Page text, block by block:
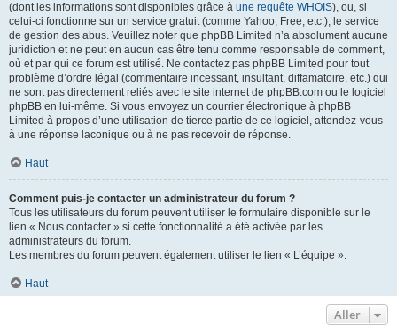
(dont les informations sont disponibles grâce à une requête WHOIS), ou, si
celui-ci fonctionne sur un service gratuit (comme Yahoo, Free, etc.), le service
de gestion des abus. Veuillez noter que phpBB Limited n’a absolument aucune
juridiction et ne peut en aucun cas être tenu comme responsable de comment,
où et par qui ce forum est utilisé. Ne contactez pas phpBB Limited pour tout
problème d’ordre légal (commentaire incessant, insultant, diffamatoire, etc.) qui
ne sont pas directement reliés avec le site internet de phpBB.com ou le logiciel
phpBB en lui-même. Si vous envoyez un courrier électronique à phpBB
Limited à propos d’une utilisation de tierce partie de ce logiciel, attendez-vous
à une réponse laconique ou à ne pas recevoir de réponse.
Haut
Comment puis-je contacter un administrateur du forum ?
Tous les utilisateurs du forum peuvent utiliser le formulaire disponible sur le
lien « Nous contacter » si cette fonctionnalité a été activée par les
administrateurs du forum.
Les membres du forum peuvent également utiliser le lien « L’équipe ».
Haut
Aller